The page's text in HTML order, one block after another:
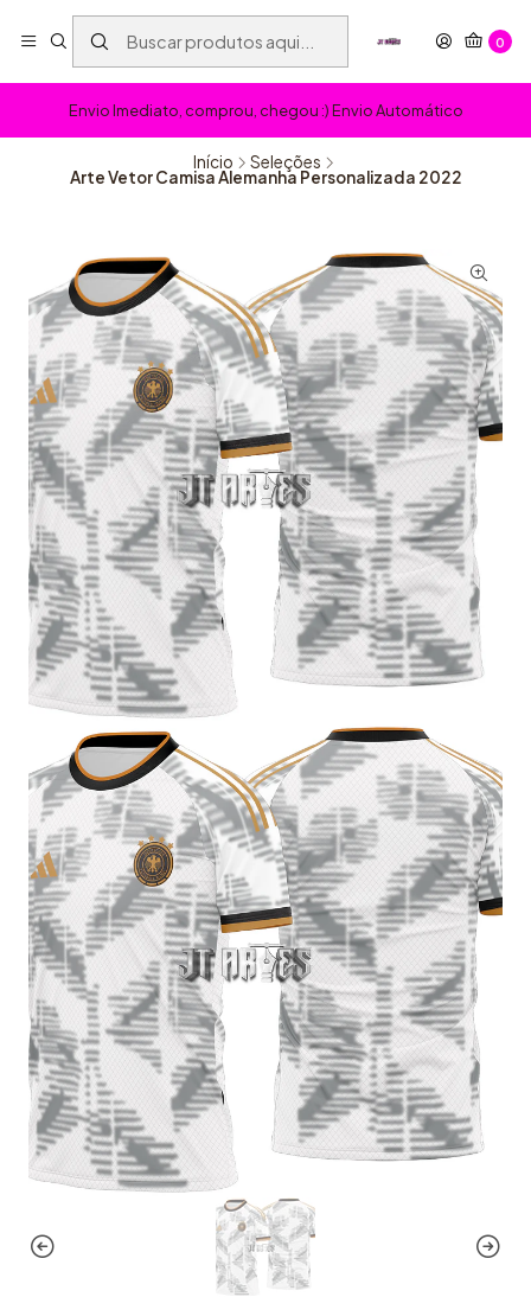
0
Envio Imediato, comprou, chegou :) Envio Automático
Início Seleções
Arte Vetor Camisa Alemanha Personalizada 2022